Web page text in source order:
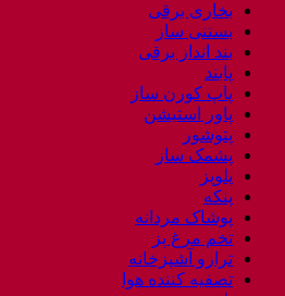
بخاری برقی
بستنی ساز
بند انداز برقی
پابند
پاپ کورن ساز
پاور استیشن
پتوشور
پشمک ساز
پلوپز
پنکه
پوشاک مردانه
تخم مرغ پز
ترازو آشپزخانه
تصفیه کننده هوا